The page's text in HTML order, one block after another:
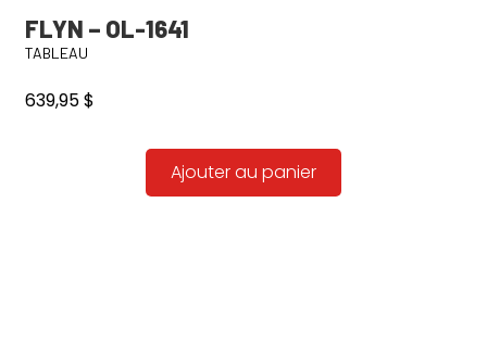
FLYN – OL-1641
TABLEAU
639,95$
Ajouter au panier